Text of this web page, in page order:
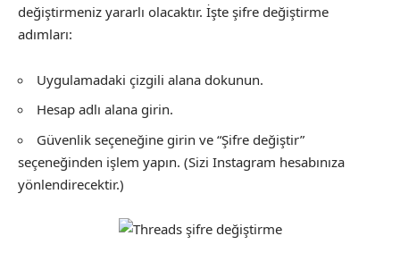
değiştirmeniz yararlı olacaktır. İşte şifre değiştirme
adımları:
Uygulamadaki çizgili alana dokunun.
Hesap adlı alana girin.
Güvenlik seçeneğine girin ve “Şifre değiştir”
seçeneğinden işlem yapın. (Sizi Instagram hesabınıza
yönlendirecektir.)